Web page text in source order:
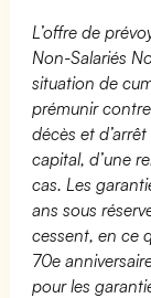
L’offre de
Non-Salariés
situation de
prémunir
décès et
capital, d’une
cas. Les
ans sous
cessent, en ce
70e
pour les